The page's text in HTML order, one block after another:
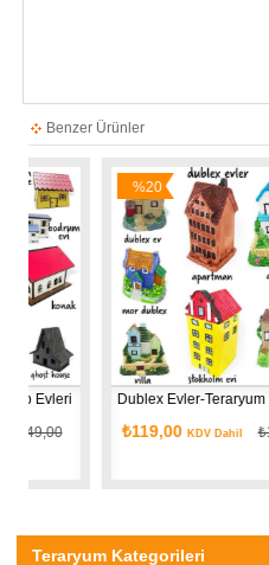
Benzer Ürünler
Dublex Evler-Teraryum Evleri
₺119,00KDV Dahil ₺149,00
İndirim
Teraryum Kategorileri